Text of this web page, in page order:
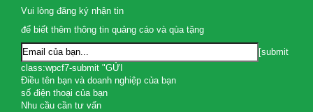
Vui lòng đăng ký nhận tin
để biết thêm thông tin quảng cáo và qùa tặng
[submit
class:wpcf7-submit "GỬI
Điều tên bạn và doanh nghiệp của bạn
số điện thoại của bạn
Nhu cầu cần tư vấn